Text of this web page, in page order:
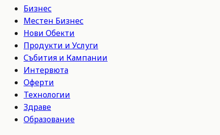
Бизнес
Местен Бизнес
Нови Обекти
Продукти и Услуги
Събития и Кампании
Интервюта
Оферти
Технологии
Здраве
Образование